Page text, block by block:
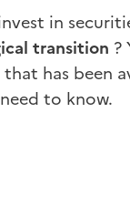
in
transition ?
has been
to know.